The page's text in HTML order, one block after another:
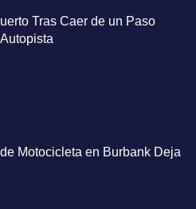
Tras Caer de un Paso
Motocicleta en Burbank Deja